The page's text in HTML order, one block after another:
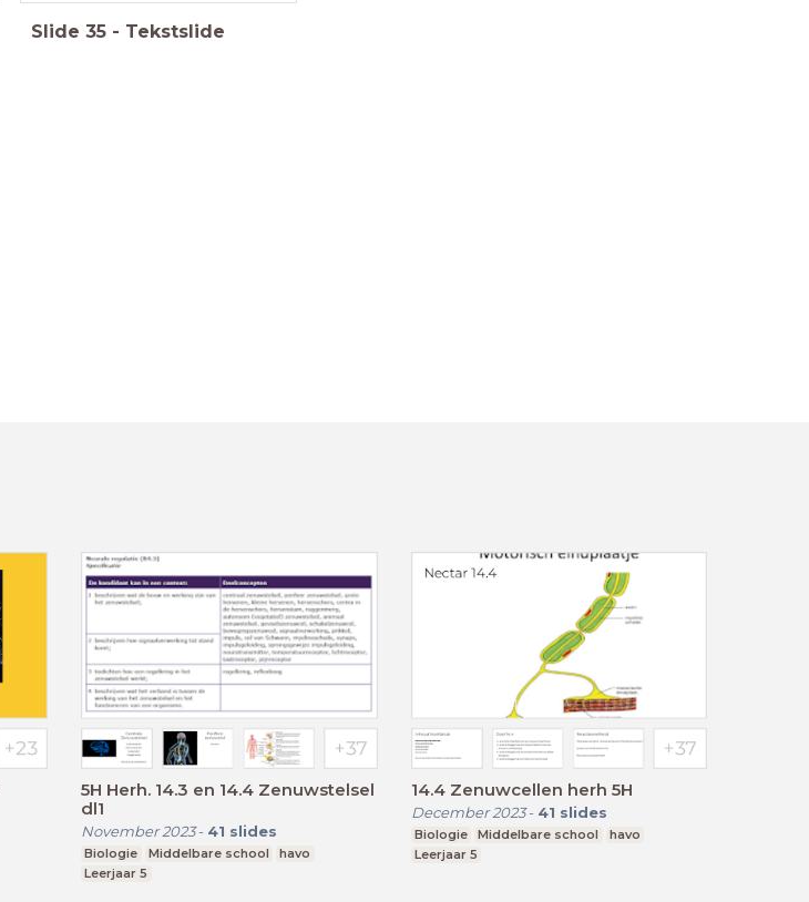
Slide 35 - Tekstslide
5H Herh. 14.3 en 14.4 Zenuwstelsel
dl1
November 2023- 41 slides
Biologie Middelbare school
havo
Leerjaar 5
14.4 Zenuwcellen herh 5H
December 2023- 41 slides
Biologie Middelbare school
havo
Leerjaar 5